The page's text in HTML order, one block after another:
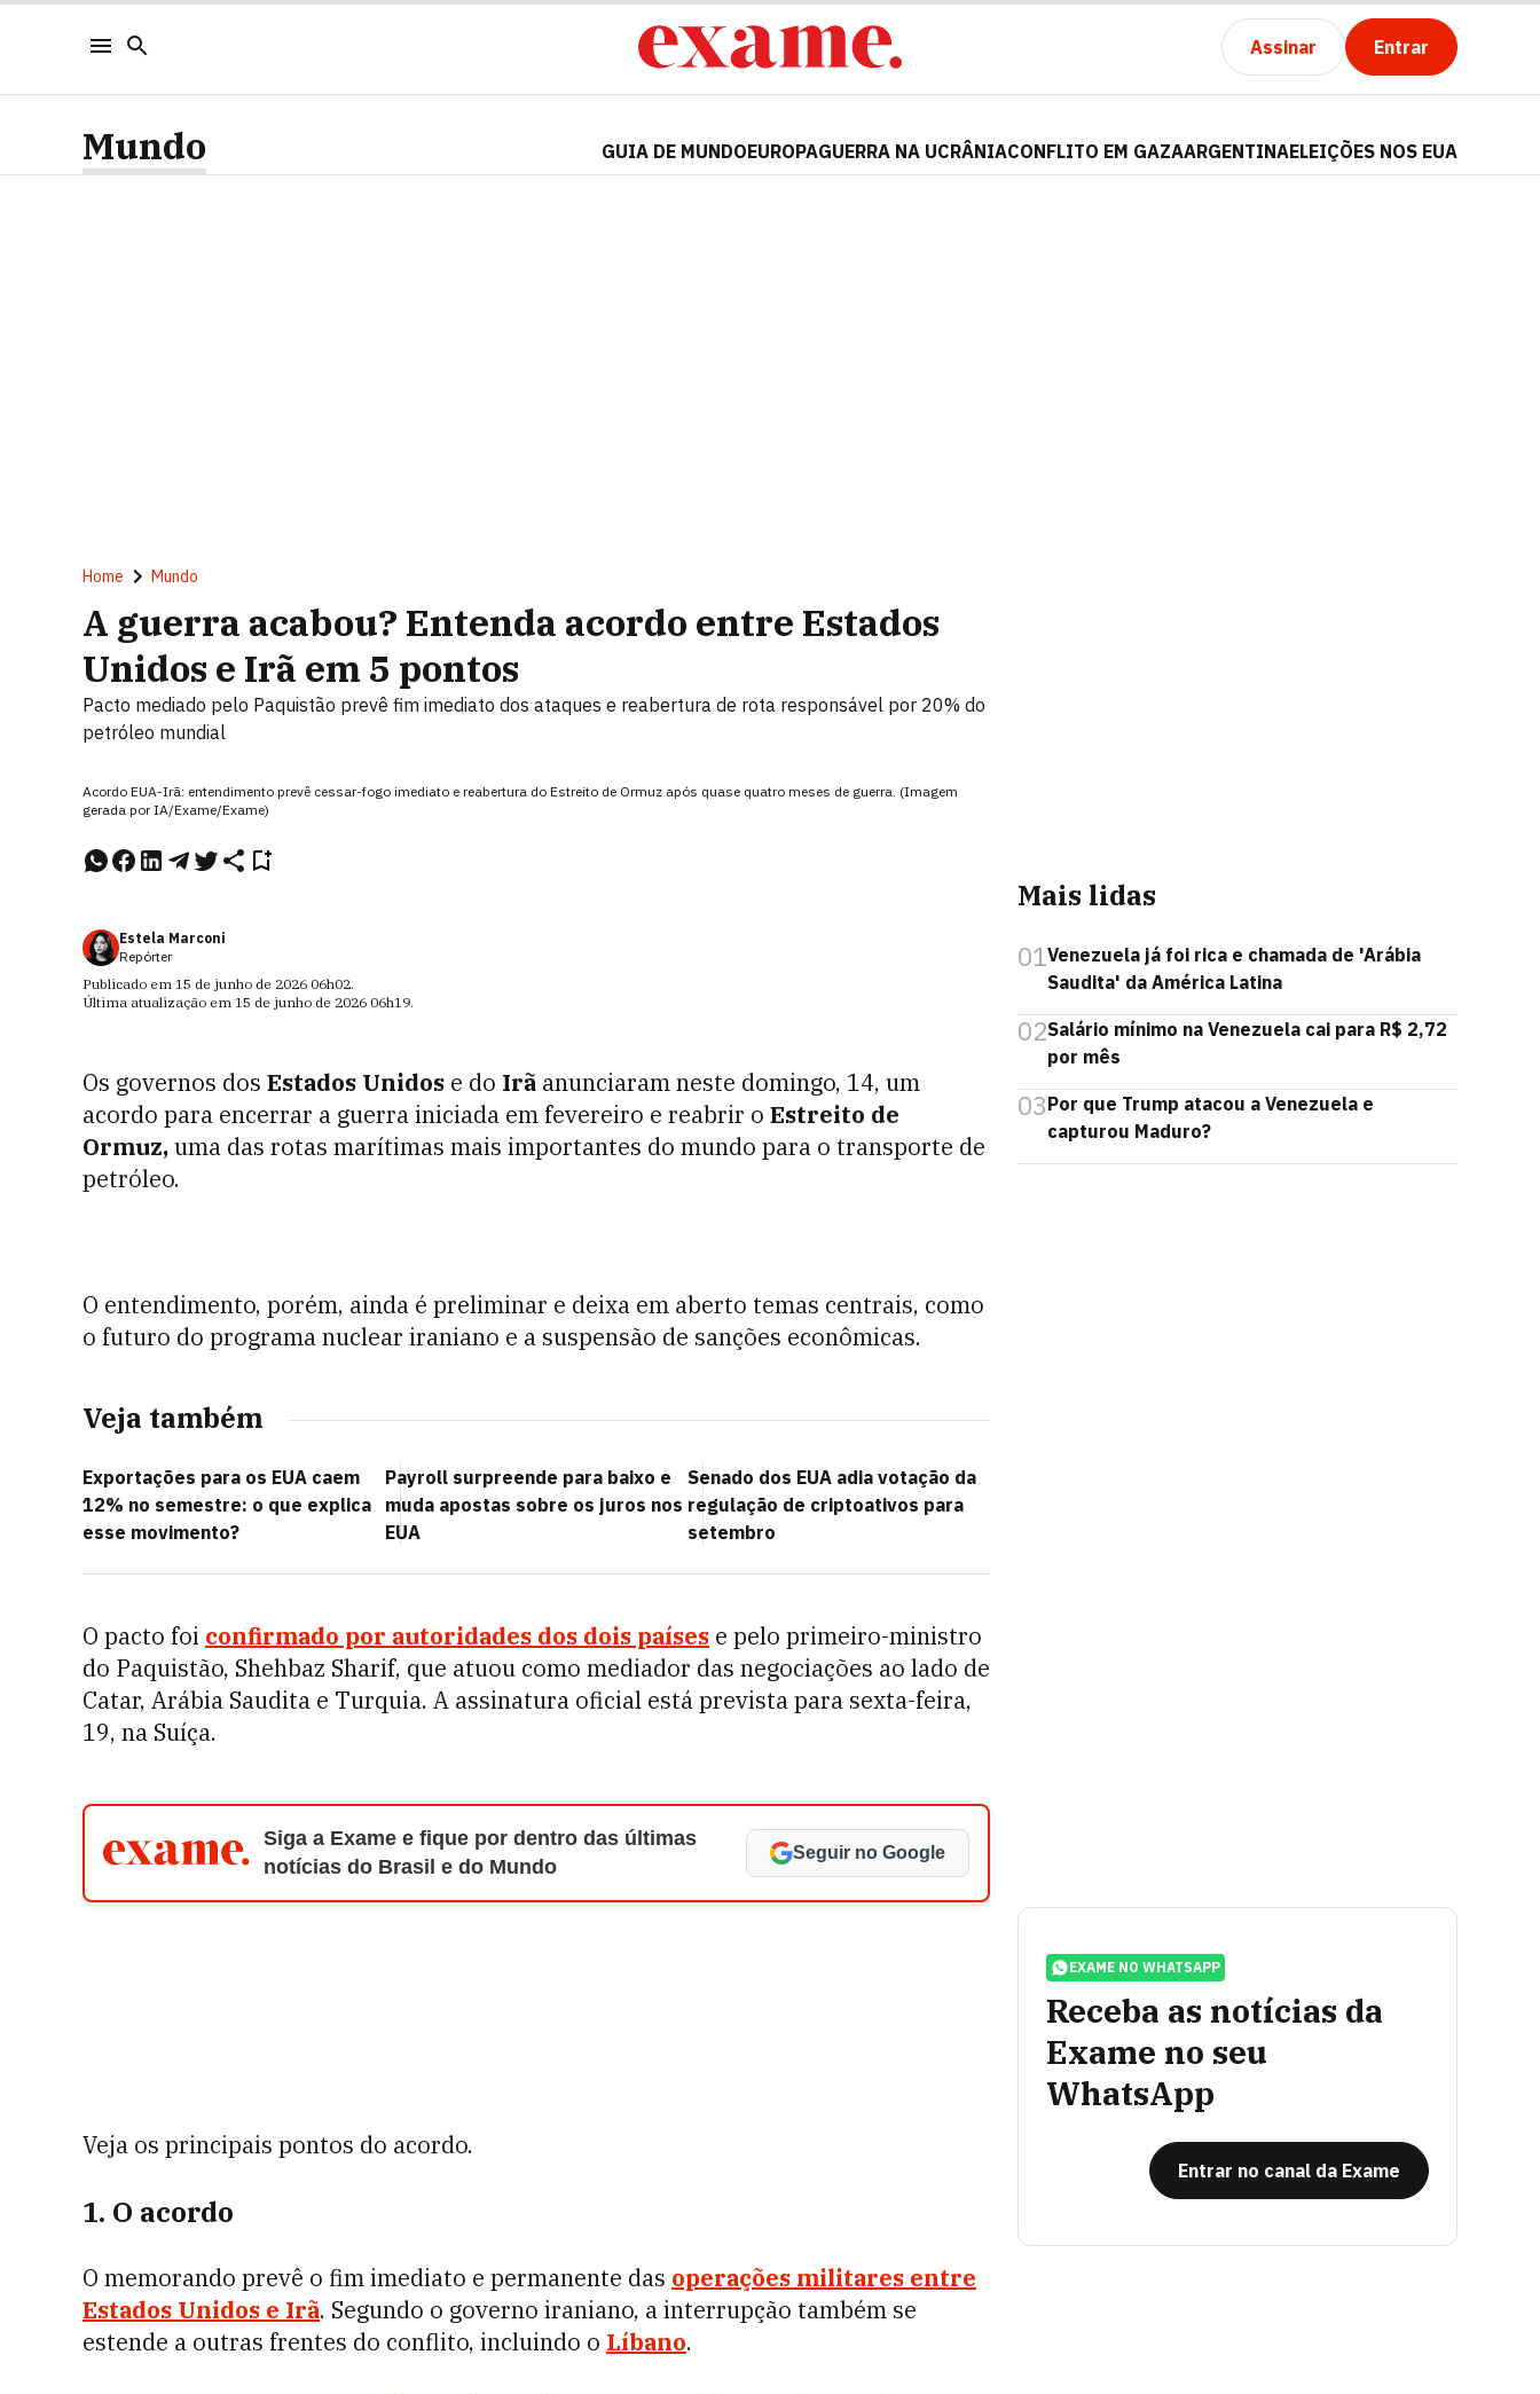
Assinar Entrar
Mundo GUIA DE MUNDOEUROPAGUERRA NA UCRÂNIACONFLITO EM GAZAARGENTINAELEIÇÕES NOS EUA
Home Mundo
A guerra acabou? Entenda acordo entre Estados
Unidos e Irã em 5 pontos
Pacto mediado pelo Paquistão prevê fim imediato dos ataques e reabertura de rota responsável por 20% do
petróleo mundial
Acordo EUA-Irã: entendimento prevê cessar-fogo imediato e reabertura do Estreito de Ormuz após quase quatro meses de guerra. (Imagem
gerada por IA/Exame/Exame)
Estela Marconi
Repórter
Publicado em 15 de junho de 2026 06h02.
Última atualização em 15 de junho de 2026 06h19.
Os governos dos Estados Unidos e do Irã anunciaram neste domingo, 14, um
acordo para encerrar a guerra iniciada em fevereiro e reabrir o Estreito de
Ormuz,uma das rotas marítimas mais importantes do mundo para o transporte de
petróleo.
O entendimento, porém, ainda é preliminar e deixa em aberto temas centrais, como
o futuro do programa nuclear iraniano e a suspensão de sanções econômicas.
Veja também
Exportações para os EUA caem
12% no semestre: o que explica
esse movimento?
Payroll surpreende para baixo e
muda apostas sobre os juros nos
EUA
Senado dos EUA adia votação da
regulação de criptoativos para
setembro
O pacto foi confirmado por autoridades dos dois países e pelo primeiro-ministro
do Paquistão, Shehbaz Sharif, que atuou como mediador das negociações ao lado de
Catar, Arábia Saudita e Turquia. A assinatura oficial está prevista para sexta-feira,
19, na Suíça.
Siga a Exame e fique por dentro das últimas
notícias do Brasil e do Mundo
Seguir no Google
Veja os principais pontos do acordo.
1. O acordo
O memorando prevê o fim imediato e permanente das operações militares entre
Estados Unidos e Irã. Segundo o governo iraniano, a interrupção também se
estende a outras frentes do conflito, incluindo o Líbano.
Mais lidas
01Venezuela já foi rica e chamada de 'Arábia
Saudita' da América Latina
02Salário mínimo na Venezuela cai para R$ 2,72
por mês
03Por que Trump atacou a Venezuela e
capturou Maduro?
EXAME NO WHATSAPP
Receba as notícias da
Exame no seu
WhatsApp
Entrar no canal da Exame